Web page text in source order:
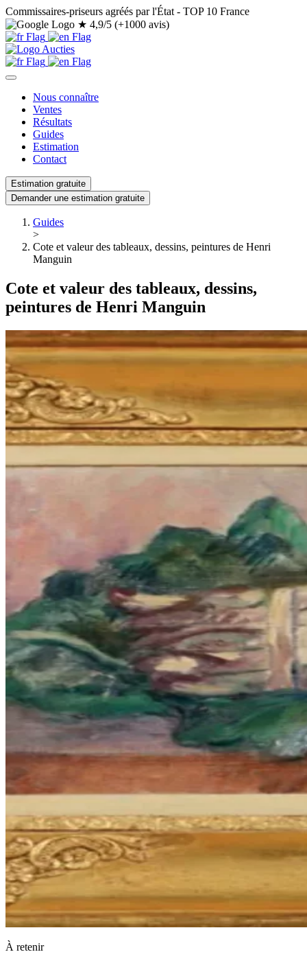
Commissaires-priseurs agréés par l'État - TOP 10 France
★ 4,9/5 (+1000 avis)
Nous connaître
Ventes
Résultats
Guides
Estimation
Contact
Estimation gratuite
Demander une estimation gratuite
Guides
>
Cote et valeur des tableaux, dessins, peintures de Henri
Manguin
Cote et valeur des tableaux, dessins,
peintures de Henri Manguin
À retenir